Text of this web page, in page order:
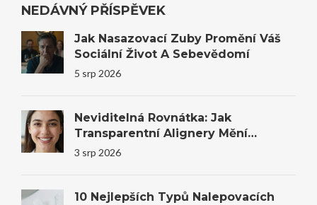
NEDÁVNÝ PŘÍSPĚVEK
Jak Nasazovací Zuby Promění Váš
Sociální Život A Sebevědomí
5 srp 2026
Neviditelná Rovnátka: Jak
Transparentní Alignery Mění
Úsměvy I Sebevědomí
3 srp 2026
10 Nejlepších Typů Nalepovacích